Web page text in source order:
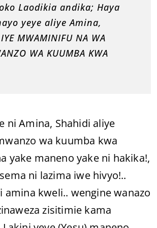
Laodikia andika; Haya
yeye aliye Amina,
MWAMINIFU NA WA
WA KUUMBA KWA
ni Amina, Shahidi aliye
wa kuumba kwa
yake maneno yake ni hakika!,
ni lazima iwe hivyo!..
amina kweli.. wengine wanazo
zisitimie kama